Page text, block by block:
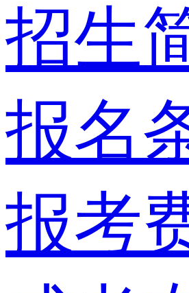
招生
报名
报考